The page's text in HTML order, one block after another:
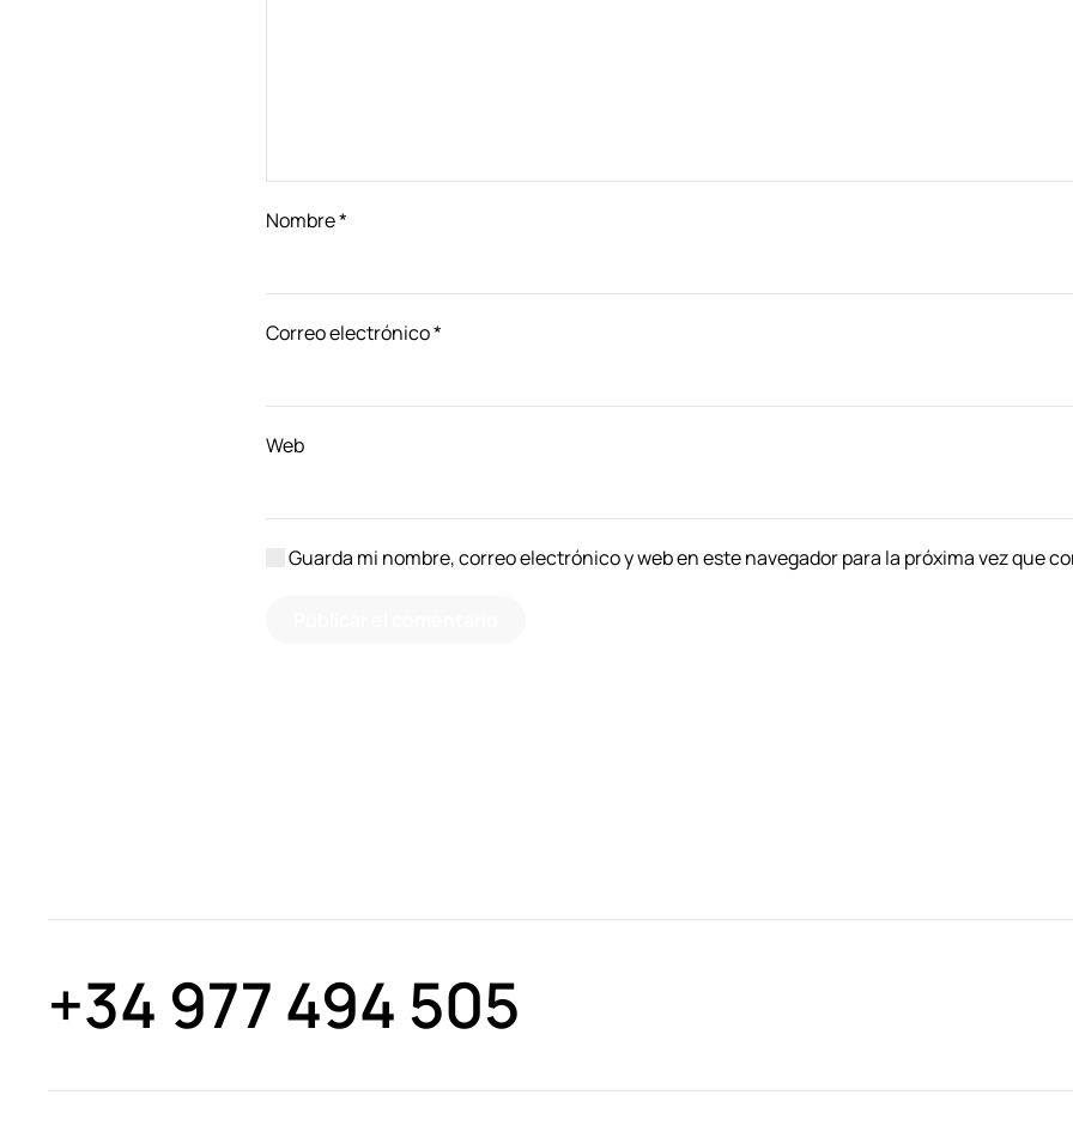
Nombre*
Correo electrónico*
Web
Guarda mi nombre, correo electrónico y web en este navegador para la próxima vez que
+34 977 494 505